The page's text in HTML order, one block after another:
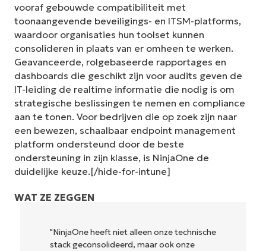
vooraf gebouwde compatibiliteit met
toonaangevende beveiligings- en ITSM-platforms,
waardoor organisaties hun toolset kunnen
consolideren in plaats van er omheen te werken.
Geavanceerde, rolgebaseerde rapportages en
dashboards die geschikt zijn voor audits geven de
IT-leiding de realtime informatie die nodig is om
strategische beslissingen te nemen en compliance
aan te tonen. Voor bedrijven die op zoek zijn naar
een bewezen, schaalbaar endpoint management
platform ondersteund door de beste
ondersteuning in zijn klasse, is NinjaOne de
duidelijke keuze.[/hide-for-intune]
WAT ZE ZEGGEN
"NinjaOne heeft niet alleen onze technische
stack geconsolideerd, maar ook onze